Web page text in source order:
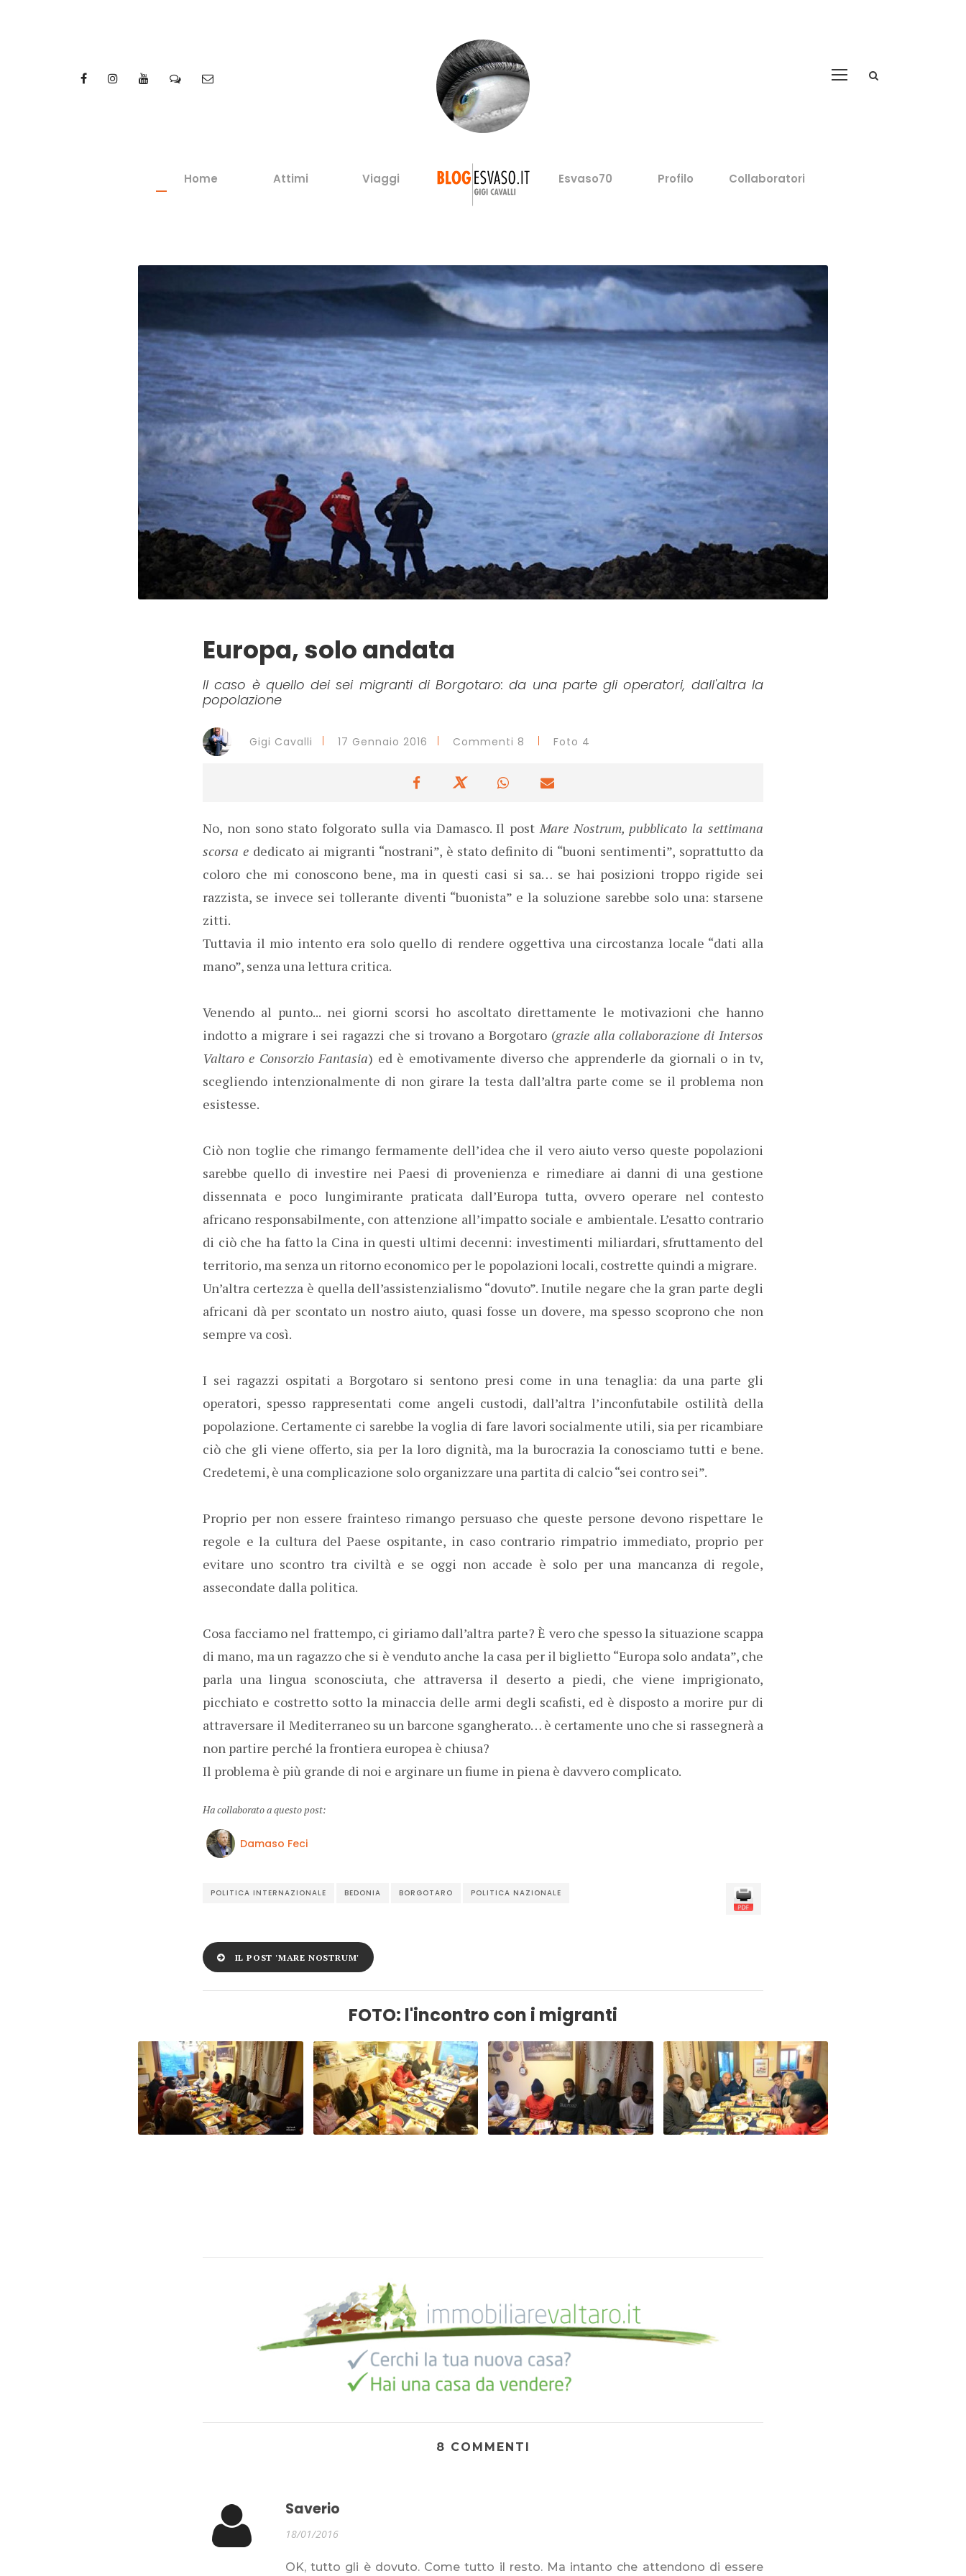
Home Attimi Viaggi Esvaso70 Profilo Collaboratori
Europa, solo andata
Il caso è quello dei sei migranti di Borgotaro: da una parte gli operatori, dall'altra la
popolazione
Gigi Cavalli 17 Gennaio 2016 Commenti 8 Foto 4
No, non sono stato folgorato sulla via Damasco. Il post Mare Nostrum, pubblicato la settimana
scorsa ededicato ai migranti “nostrani”, è stato definito di “buoni sentimenti”, soprattutto da
coloro che mi conoscono bene, ma in questi casi si sa… se hai posizioni troppo rigide sei
razzista, se invece sei tollerante diventi “buonista” e la soluzione sarebbe solo una: starsene
zitti.
Tuttavia il mio intento era solo quello di rendere oggettiva una circostanza locale “dati alla
mano”, senza una lettura critica.
Venendo al punto... nei giorni scorsi ho ascoltato direttamente le motivazioni che hanno
indotto a migrare i sei ragazzi che si trovano a Borgotaro (grazie alla collaborazione di Intersos
Valtaro e Consorzio Fantasia) ed è emotivamente diverso che apprenderle da giornali o in tv,
scegliendo intenzionalmente di non girare la testa dall’altra parte come se il problema non
esistesse.
Ciò non toglie che rimango fermamente dell’idea che il vero aiuto verso queste popolazioni
sarebbe quello di investire nei Paesi di provenienza e rimediare ai danni di una gestione
dissennata e poco lungimirante praticata dall’Europa tutta, ovvero operare nel contesto
africano responsabilmente, con attenzione all’impatto sociale e ambientale. L’esatto contrario
di ciò che ha fatto la Cina in questi ultimi decenni: investimenti miliardari, sfruttamento del
territorio, ma senza un ritorno economico per le popolazioni locali, costrette quindi a migrare.
Un’altra certezza è quella dell’assistenzialismo “dovuto”. Inutile negare che la gran parte degli
africani dà per scontato un nostro aiuto, quasi fosse un dovere, ma spesso scoprono che non
sempre va così.
I sei ragazzi ospitati a Borgotaro si sentono presi come in una tenaglia: da una parte gli
operatori, spesso rappresentati come angeli custodi, dall’altra l’inconfutabile ostilità della
popolazione. Certamente ci sarebbe la voglia di fare lavori socialmente utili, sia per ricambiare
ciò che gli viene offerto, sia per la loro dignità, ma la burocrazia la conosciamo tutti e bene.
Credetemi, è una complicazione solo organizzare una partita di calcio “sei contro sei”.
Proprio per non essere frainteso rimango persuaso che queste persone devono rispettare le
regole e la cultura del Paese ospitante, in caso contrario rimpatrio immediato, proprio per
evitare uno scontro tra civiltà e se oggi non accade è solo per una mancanza di regole,
assecondate dalla politica.
Cosa facciamo nel frattempo, ci giriamo dall’altra parte? È vero che spesso la situazione scappa
di mano, ma un ragazzo che si è venduto anche la casa per il biglietto “Europa solo andata”, che
parla una lingua sconosciuta, che attraversa il deserto a piedi, che viene imprigionato,
picchiato e costretto sotto la minaccia delle armi degli scafisti, ed è disposto a morire pur di
attraversare il Mediterraneo su un barcone sgangherato… è certamente uno che si rassegnerà a
non partire perché la frontiera europea è chiusa?
Il problema è più grande di noi e arginare un fiume in piena è davvero complicato.
Ha collaborato a questo post:
Damaso Feci
POLITICA INTERNAZIONALE BEDONIA BORGOTARO POLITICA NAZIONALE
IL POST 'MARE NOSTRUM'
FOTO: l'incontro con i migranti
8 COMMENTI
Saverio
18/01/2016
OK, tutto gli è dovuto. Come tutto il resto. Ma intanto che attendono di essere